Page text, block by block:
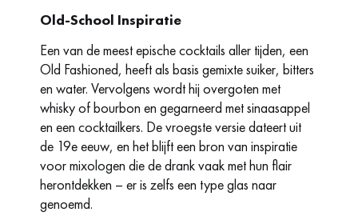
Old-School Inspiratie
Een van de meest epische cocktails aller tijden, een
Old Fashioned, heeft als basis gemixte suiker, bitters
en water. Vervolgens wordt hij overgoten met
whisky of bourbon en gegarneerd met sinaasappel
en een cocktailkers. De vroegste versie dateert uit
de 19e eeuw, en het blijft een bron van inspiratie
voor mixologen die de drank vaak met hun flair
herontdekken – er is zelfs een type glas naar
genoemd.